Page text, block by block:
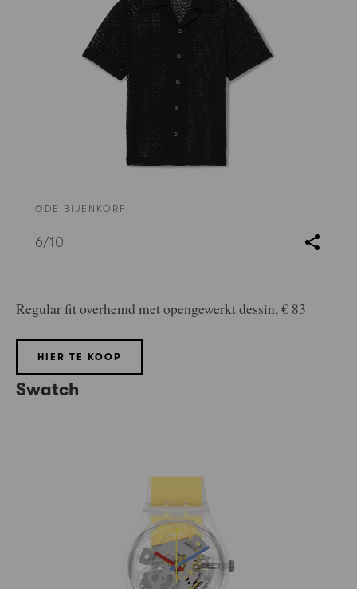
©DE BIJENKORF
6/10
Regular fit overhemd met opengewerkt dessin, € 83
HIER TE KOOP
Swatch